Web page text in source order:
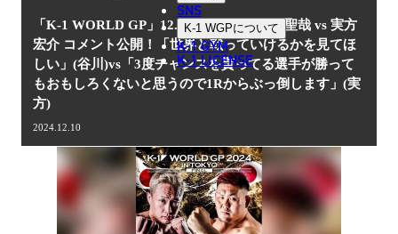
한국어
中文（简体
中文（繁體
SNS
K-1 WGPについて
K-1 GYM
K-1 LICENSE
「K-1 WORLD GP」12.14(土)代々木 谷川聖哉 vs 実方
宏介 コメント公開！「世界と戦っていけるかを見てほ
しい」(谷川)vs「3度チャンスを貰ってる選手が勝って
もおもしろくないと思うので1Rからぶっ倒します」(実
方)
2024.12.10